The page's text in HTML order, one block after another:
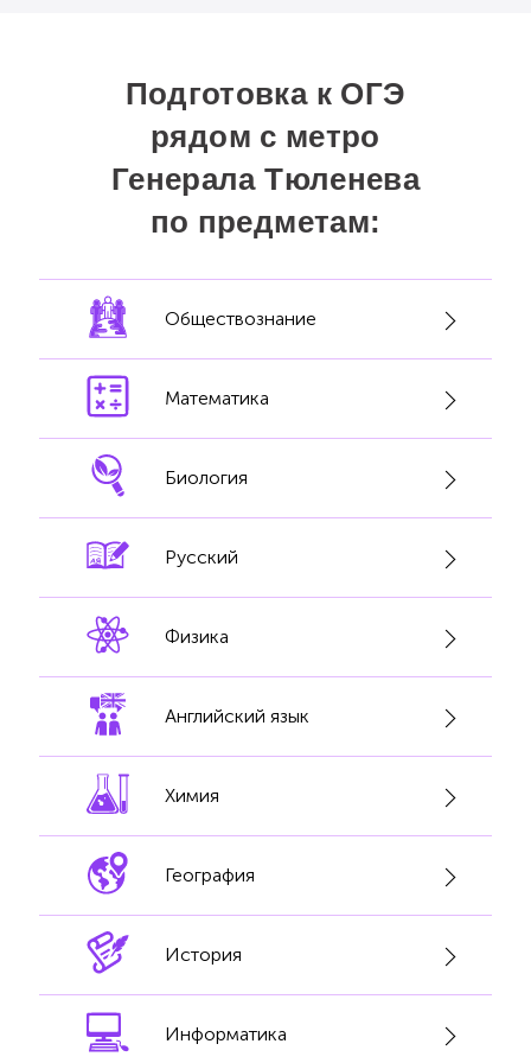
Подготовка к ОГЭ
рядом с метро
Генерала Тюленева
по предметам:
Обществознание
Математика
Биология
Русский
Физика
Английский язык
Химия
География
История
Информатика